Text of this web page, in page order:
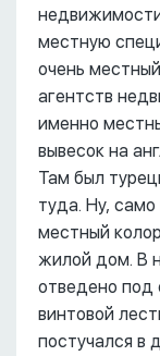
местную
очень
агентств
именно
вывесок на
Там был
туда. Ну,
местный
жилой дом. В
отведено под
винтовой
постучался в